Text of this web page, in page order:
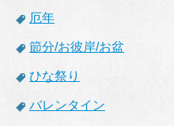
厄年
節分/お彼岸/お盆
ひな祭り
バレンタイン